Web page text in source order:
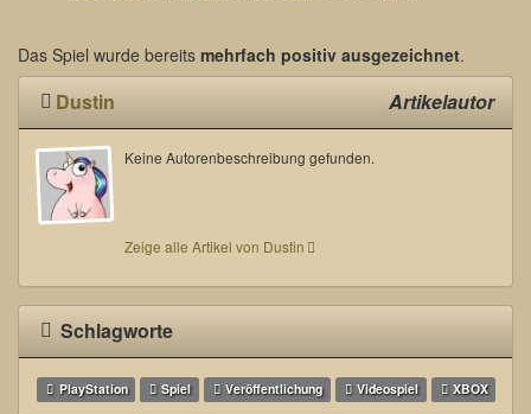
Das Spiel wurde bereits mehrfach positiv ausgezeichnet.
Dustin Artikelautor
Keine Autorenbeschreibung gefunden.
Zeige alle Artikel von Dustin
Schlagworte
PlayStation Spiel Veröffentlichung Videospiel XBOX